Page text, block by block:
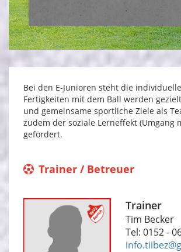
Bei den E-Junioren steht die
Fertigkeiten mit dem Ball werden
und gemeinsame sportliche Ziele als
zudem der soziale Lerneffekt (Umgang
gefördert.
Trainer / Betreuer
Trainer
Tim Becker
Tel: 0152 -